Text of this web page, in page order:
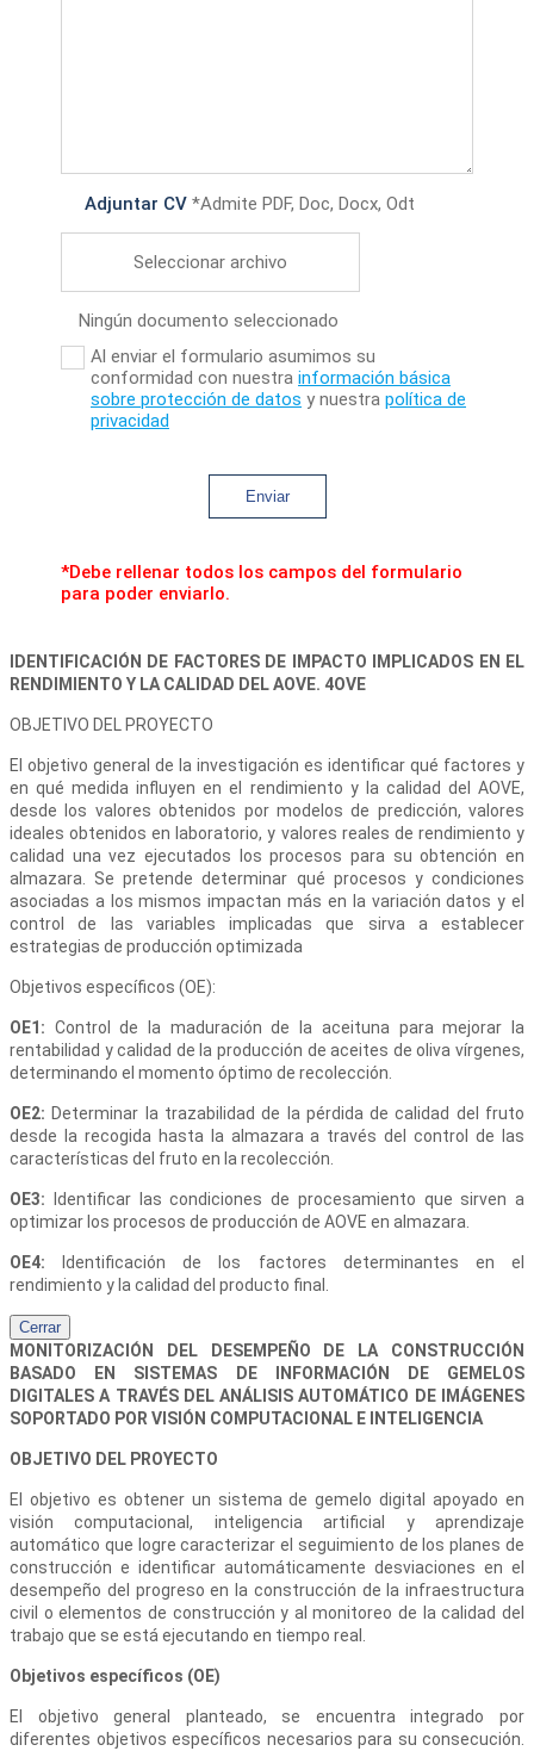
Adjuntar CV *Admite PDF, Doc, Docx, Odt
Seleccionar archivo
Ningún documento seleccionado
Al enviar el formulario asumimos su
conformidad con nuestra información básica
sobre protección de datos y nuestra política de
privacidad
Enviar
*Debe rellenar todos los campos del formulario
para poder enviarlo.
IDENTIFICACIÓN DE FACTORES DE IMPACTO IMPLICADOS EN EL
RENDIMIENTO Y LA CALIDAD DEL AOVE. 4OVE
OBJETIVO DEL PROYECTO
El objetivo general de la investigación es identificar qué factores y
en qué medida influyen en el rendimiento y la calidad del AOVE,
desde los valores obtenidos por modelos de predicción, valores
ideales obtenidos en laboratorio, y valores reales de rendimiento y
calidad una vez ejecutados los procesos para su obtención en
almazara. Se pretende determinar qué procesos y condiciones
asociadas a los mismos impactan más en la variación datos y el
control de las variables implicadas que sirva a establecer
estrategias de producción optimizada
Objetivos específicos (OE):
OE1: Control de la maduración de la aceituna para mejorar la
rentabilidad y calidad de la producción de aceites de oliva vírgenes,
determinando el momento óptimo de recolección.
OE2: Determinar la trazabilidad de la pérdida de calidad del fruto
desde la recogida hasta la almazara a través del control de las
características del fruto en la recolección.
OE3:
Identificar las condiciones de procesamiento que sirven a
optimizar los procesos de producción de AOVE en almazara.
OE4:
Identificación de los factores determinantes en el
rendimiento y la calidad del producto final.
Cerrar
MONITORIZACIÓN DEL DESEMPEÑO DE LA CONSTRUCCIÓN
BASADO EN SISTEMAS DE INFORMACIÓN DE GEMELOS
DIGITALES A TRAVÉS DEL ANÁLISIS AUTOMÁTICO DE IMÁGENES
SOPORTADO POR VISIÓN COMPUTACIONAL E INTELIGENCIA
OBJETIVO DEL PROYECTO
El objetivo es obtener un sistema de gemelo digital apoyado en
visión computacional, inteligencia artificial y aprendizaje
automático que logre caracterizar el seguimiento de los planes de
construcción e identificar automáticamente desviaciones en el
desempeño del progreso en la construcción de la infraestructura
civil o elementos de construcción y al monitoreo de la calidad del
trabajo que se está ejecutando en tiempo real.
Objetivos específicos (OE)
El objetivo general planteado, se encuentra integrado por
diferentes objetivos específicos necesarios para su consecución.